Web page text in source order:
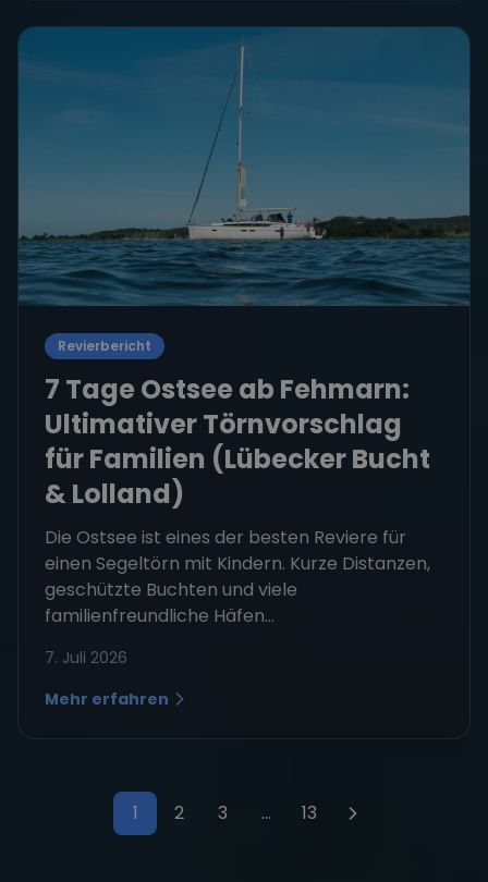
Revierbericht
7 Tage Ostsee ab Fehmarn:
Ultimativer Törnvorschlag
für Familien (Lübecker Bucht
& Lolland)
Die Ostsee ist eines der besten Reviere für
einen Segeltörn mit Kindern. Kurze Distanzen,
geschützte Buchten und viele
familienfreundliche Häfen...
7. Juli 2026
Mehr erfahren
Seitennummerierung der
1 2 3 … 13